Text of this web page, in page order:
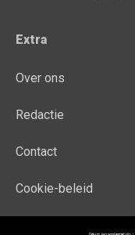
Extra
Over ons
Redactie
Contact
Cookie-beleid